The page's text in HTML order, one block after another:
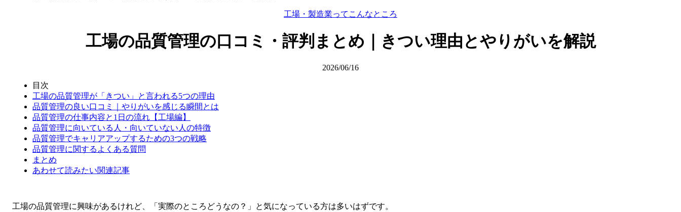
工場・製造業ってこんなところ
工場の品質管理の口コミ・評判まとめ｜きつい理由とやりがいを解説
2026/06/16
目次
工場の品質管理が「きつい」と言われる5つの理由
品質管理の良い口コミ｜やりがいを感じる瞬間とは
品質管理の仕事内容と1日の流れ【工場編】
品質管理に向いている人・向いていない人の特徴
品質管理でキャリアアップするための3つの戦略
品質管理に関するよくある質問
まとめ
あわせて読みたい関連記事
工場の品質管理に興味があるけれど、「実際のところどうなの？」と気になっている方は多いはずです。